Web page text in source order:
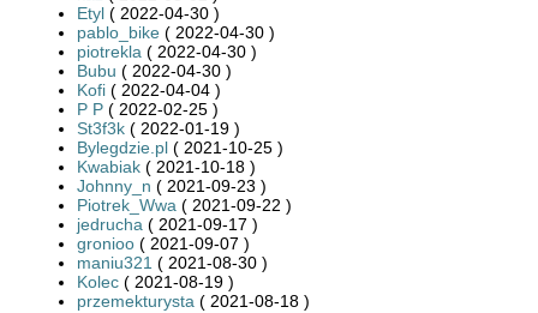
Etyl ( 2022-04-30 )
pablo_bike ( 2022-04-30 )
piotrekla ( 2022-04-30 )
Bubu ( 2022-04-30 )
Kofi ( 2022-04-04 )
P P ( 2022-02-25 )
St3f3k ( 2022-01-19 )
Bylegdzie.pl ( 2021-10-25 )
Kwabiak ( 2021-10-18 )
Johnny_n ( 2021-09-23 )
Piotrek_Wwa ( 2021-09-22 )
jedrucha ( 2021-09-17 )
gronioo ( 2021-09-07 )
maniu321 ( 2021-08-30 )
Kolec ( 2021-08-19 )
przemekturysta ( 2021-08-18 )